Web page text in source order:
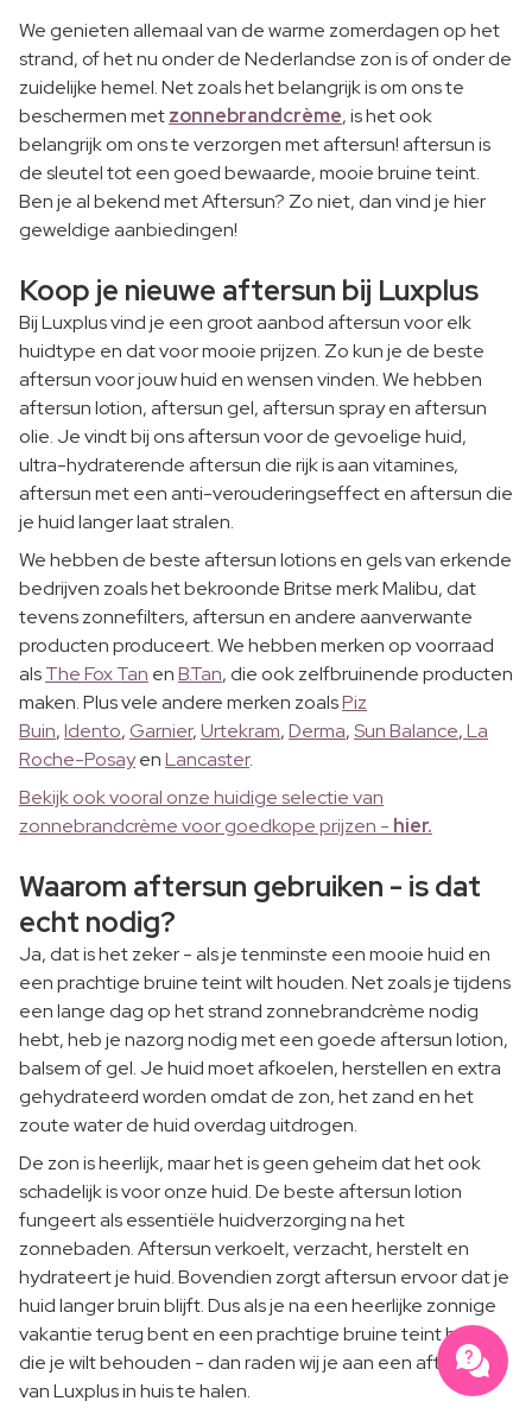
We genieten allemaal van de warme zomerdagen op het
strand, of het nu onder de Nederlandse zon is of onder de
zuidelijke hemel. Net zoals het belangrijk is om ons te
beschermen metzonnebrandcrème, is het ook
belangrijk om ons te verzorgen met aftersun! aftersun is
de sleutel tot een goed bewaarde, mooie bruine teint.
Ben je al bekend met Aftersun? Zo niet, dan vind je hier
geweldige aanbiedingen!
Koop je nieuwe aftersun bij Luxplus
Bij Luxplus vind je een groot aanbod aftersun voor elk
huidtype en dat voor mooie prijzen. Zo kun je de beste
aftersun voor jouw huid en wensen vinden. We hebben
aftersun lotion, aftersun gel, aftersun spray en aftersun
olie. Je vindt bij ons aftersun voor de gevoelige huid,
ultra-hydraterende aftersun die rijk is aan vitamines,
aftersun met een anti-verouderingseffect en aftersun die
je huid langer laat stralen.
We hebben de beste aftersun lotions en gels van erkende
bedrijven zoals het bekroonde Britse merk Malibu, dat
tevens zonnefilters, aftersun en andere aanverwante
producten produceert. We hebben merken op voorraad
alsThe Fox Tan enB.Tan, die ook zelfbruinende producten
maken. Plus vele andere merken zoalsPiz
Buin,Idento,Garnier,Urtekram,Derma,Sun Balance,La
Roche-PosayenLancaster.
Bekijk ook vooral onze huidige selectie van
zonnebrandcrème voor goedkope prijzen - hier.
Waarom aftersun gebruiken - is dat
echt nodig?
Ja, dat is het zeker - als je tenminste een mooie huid en
een prachtige bruine teint wilt houden. Net zoals je tijdens
een lange dag op het strand zonnebrandcrème nodig
hebt, heb je nazorg nodig met een goede aftersun lotion,
balsem of gel. Je huid moet afkoelen, herstellen en extra
gehydrateerd worden omdat de zon, het zand en het
zoute water de huid overdag uitdrogen.
De zon is heerlijk, maar het is geen geheim dat het ook
schadelijk is voor onze huid. De beste aftersun lotion
fungeert als essentiële huidverzorging na het
zonnebaden. Aftersun verkoelt, verzacht, herstelt en
hydrateert je huid. Bovendien zorgt aftersun ervoor dat je
huid langer bruin blijft. Dus als je na een heerlijke zonnige
vakantie terug bent en een prachtige bruine teint hebt
die je wilt behouden - dan raden wij je aan een aftersun
van Luxplus in huis te halen.